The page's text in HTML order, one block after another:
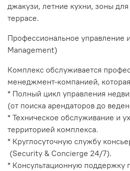
джакузи, летние кухни, зоны
террасе.
Профессиональное управление
Management)
Комплекс обслуживается
менеджмент-компанией,
* Полный цикл управления
(от поиска арендаторов до
* Техническое обслуживание и
территорией комплекса.
* Круглосуточную службу
(Security & Concierge 24/7).
* Консультационную поддержку